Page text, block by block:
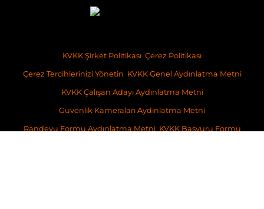
KVKK Şirket Politikası Çerez Politikası
Çerez Tercihlerinizi Yönetin KVKK Genel Aydınlatma Metni
KVKK Çalışan Adayı Aydınlatma Metni
Güvenlik Kameraları Aydınlatma Metni
Randevu Formu Aydınlatma Metni KVKK Başvuru Formu